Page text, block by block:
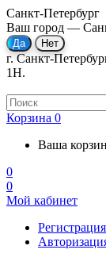
Санкт-Петербург
Ваш город —
г. Санкт-
1Н.
Корзина 0
Ваша
0
0
Мой кабинет
Регистрация